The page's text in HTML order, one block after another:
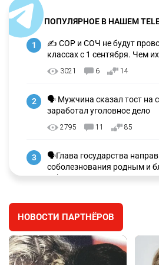
ПОПУЛЯРНОЕ В НАШЕМ
1
✍️ СОР и СОЧ не будут
классах с 1 сентября. Чем
3021 6 14
2
🗣 Мужчина сказал тост на
заработал уголовное дело
2795 11 85
3
🗣Глава государства
соболезнования родным и
қаһарманы Ивана Гапича
🇫🇷 Клуб ПСЖ объявил об
футбольной академии в
2644 2 39
НОВОСТИ ПАРТНЁРОВ